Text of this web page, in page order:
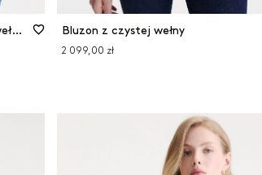
Kurtka z dwuwarstwowego materiału wełniano-wiskozowego Bluzon z czystej wełny
2 099,00 zł